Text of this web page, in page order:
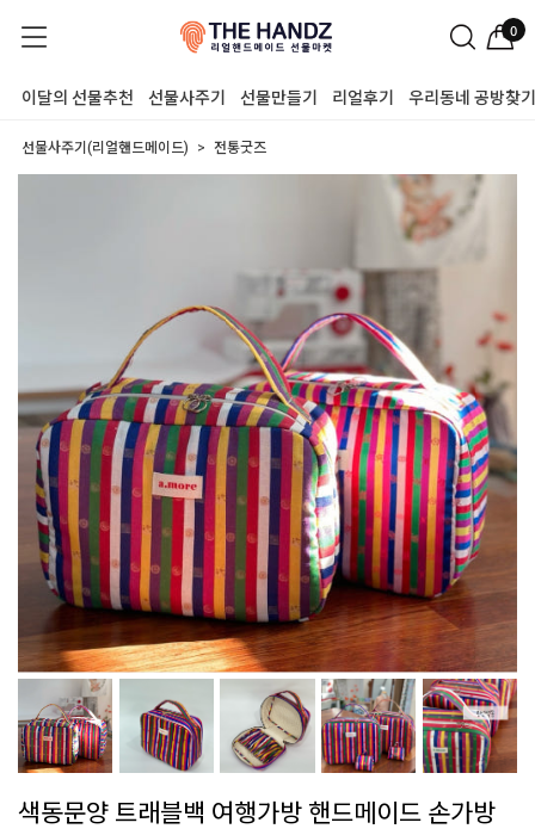
0
이달의 선물추천 선물사주기 선물만들기 리얼후기 우리동네 공방찾기
선물사주기(리얼핸드메이드) 전통굿즈
색동문양 트래블백 여행가방 핸드메이드 손가방